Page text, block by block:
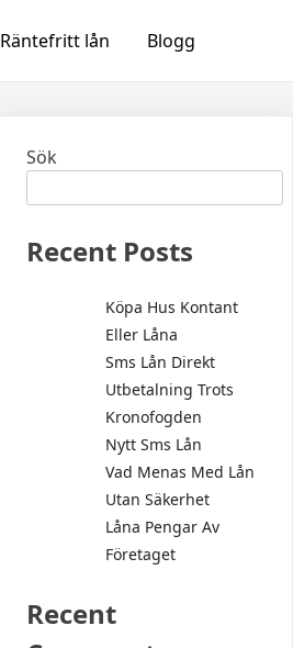
Räntefritt lån Blogg
Sök
Recent Posts
Köpa Hus Kontant
Eller Låna
Sms Lån Direkt
Utbetalning Trots
Kronofogden
Nytt Sms Lån
Vad Menas Med Lån
Utan Säkerhet
Låna Pengar Av
Företaget
Recent